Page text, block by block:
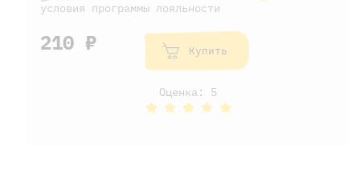
условия программы лояльности
210 ₽ Купить
Оценка: 5